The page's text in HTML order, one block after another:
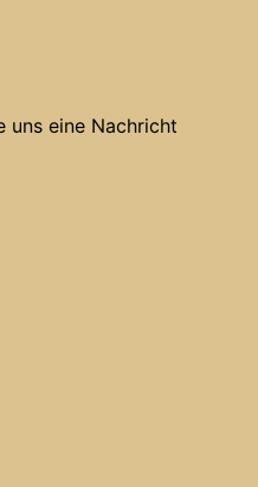
uns eine Nachricht